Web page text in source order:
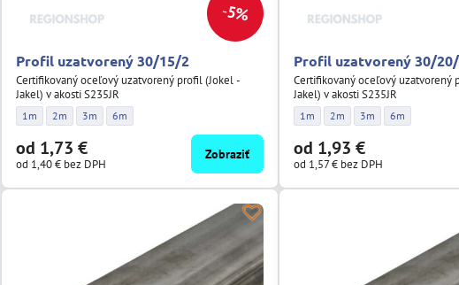
5%
Profil uzatvorený 30/15/2
Certifikovaný oceľový uzatvorený profil (Jokel -
Jakel) v akosti S235JR
Profil uzatvorený 30/15/2 - Dĺžka:
1m Profil uzatvorený 30/15/2 - Dĺžka:
2m Profil uzatvorený 30/15/2 - Dĺžka:
3m Profil uzatvorený 30/15/2 - Dĺžka:
6m
od 1,73 €
od 1,40 € bez DPH
Zobraziť
Profil uzatvorený 30/
Certifikovaný oceľový uzatvorený
Jakel) v akosti S235JR
Profil uzatvorený 30/20/2 - Dĺžka:
1m Profil uzatvorený 30/20/2 -
2m Profil uzatvorený 30/
3m Profil
6m
od 1,93 €
od 1,57 € bez DPH